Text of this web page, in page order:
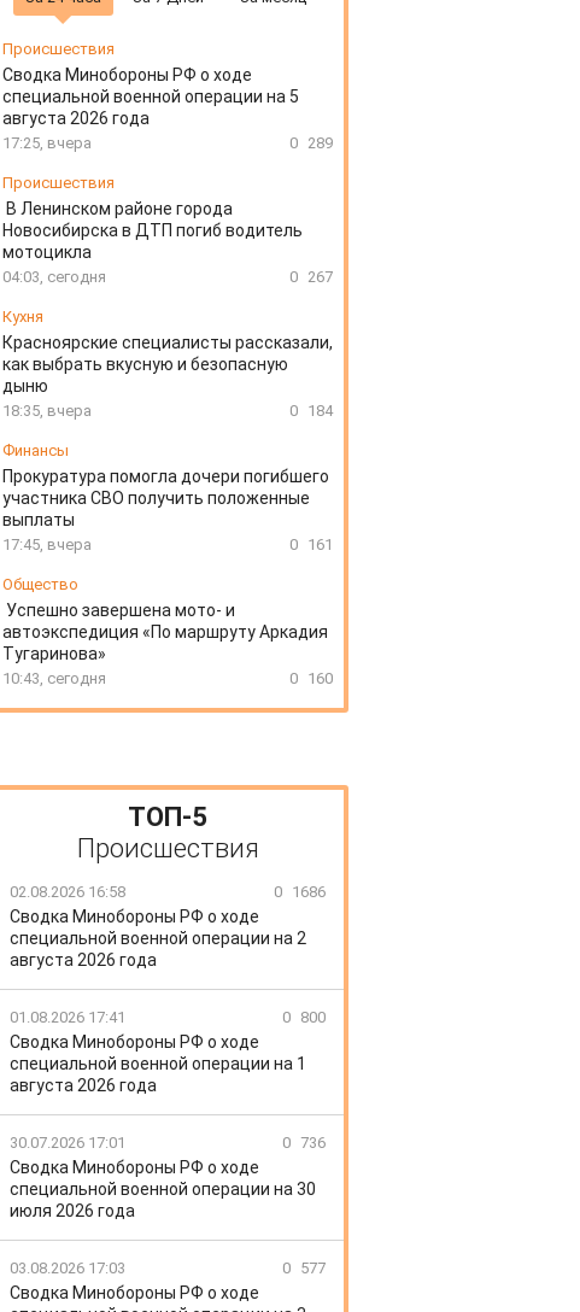
Происшествия
Сводка Минобороны РФ о ходе
специальной военной операции на 5
августа 2026 года
17:25, вчера 0 289
Происшествия
В Ленинском районе города
Новосибирска в ДТП погиб водитель
мотоцикла
04:03, сегодня 0 267
Кухня
Красноярские специалисты рассказали,
как выбрать вкусную и безопасную
дыню
18:35, вчера 0 184
Финансы
Прокуратура помогла дочери погибшего
участника СВО получить положенные
выплаты
17:45, вчера 0 161
Общество
Успешно завершена мото- и
автоэкспедиция «По маршруту Аркадия
Тугаринова»
10:43, сегодня 0 160
ТОП-5
Происшествия
02.08.2026 16:58 0 1686
Сводка Минобороны РФ о ходе
специальной военной операции на 2
августа 2026 года
01.08.2026 17:41 0 800
Сводка Минобороны РФ о ходе
специальной военной операции на 1
августа 2026 года
30.07.2026 17:01 0 736
Сводка Минобороны РФ о ходе
специальной военной операции на 30
июля 2026 года
03.08.2026 17:03 0 577
Сводка Минобороны РФ о ходе